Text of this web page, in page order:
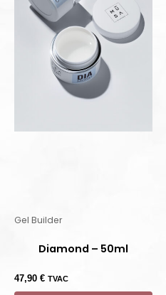
Gel Builder
Diamond – 50ml
47,90 € TVAC